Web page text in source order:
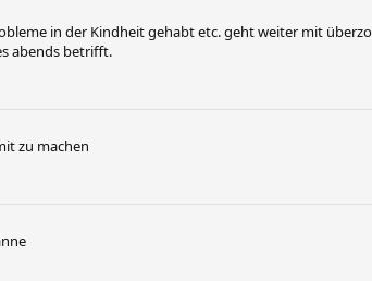
in der Kindheit gehabt etc. geht weiter mit
abends betrifft.
zu machen